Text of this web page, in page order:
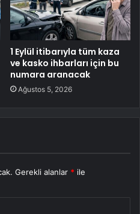
1 Eylül itibarıyla tüm kaza
ve kasko ihbarları için bu
numara aranacak
Ağustos 5, 2026
Gerekli alanlar * ile